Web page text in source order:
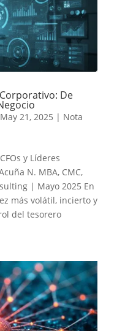
De
May 21, 2025 | Nota
y Líderes
N. MBA, CMC,
| Mayo 2025 En
más volátil, incierto y
del tesorero